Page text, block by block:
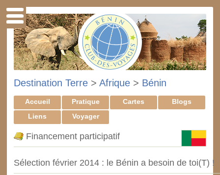
Destination Terre > Afrique > Bénin
Accueil Pratique Cartes
Blogs
Liens
Voyager
Financement participatif
Sélection février 2014 : le Bénin a besoin de toi(T) !